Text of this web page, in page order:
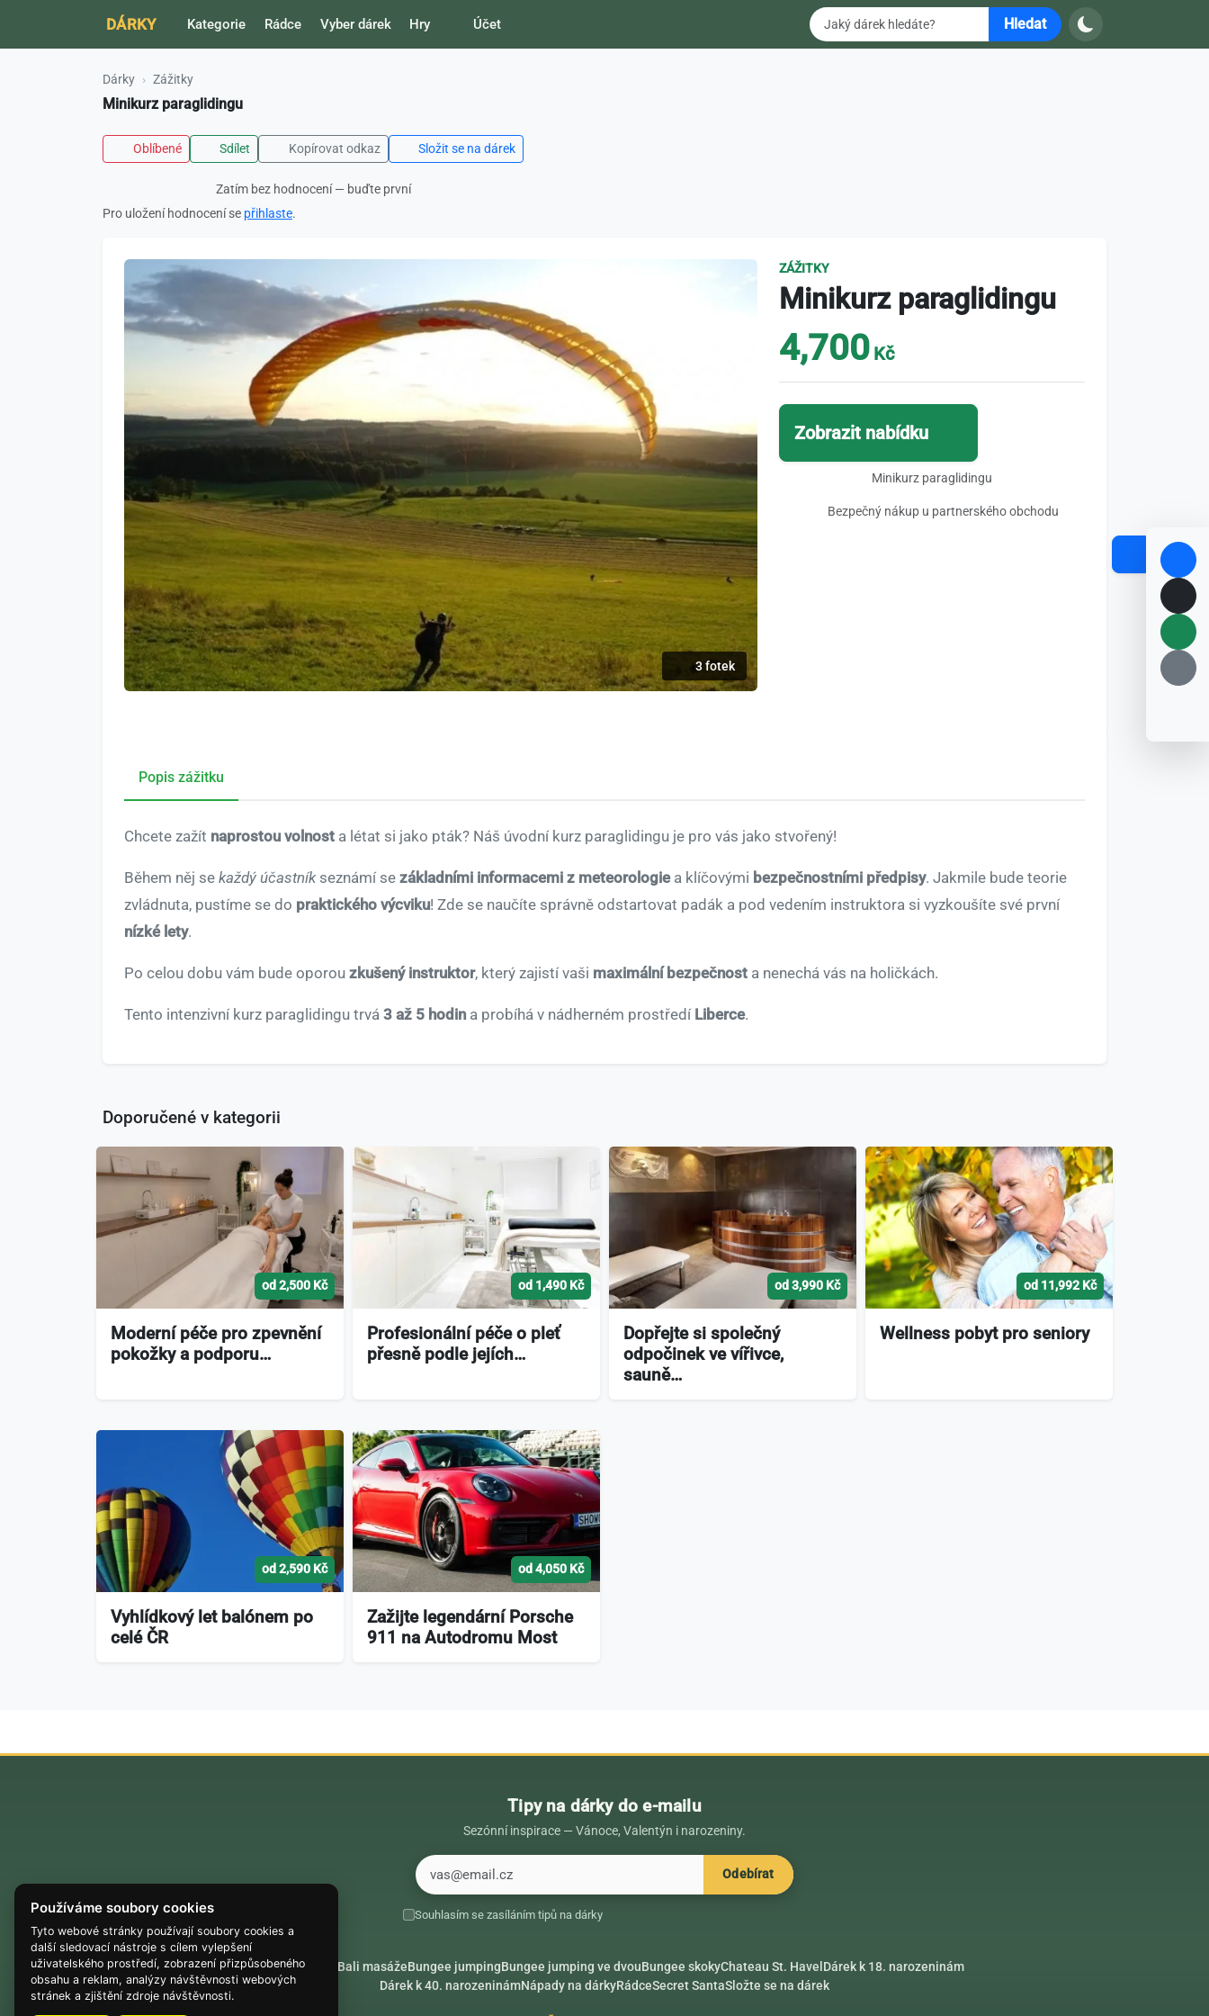
Používáme soubory cookies
Tyto webové stránky používají soubory cookies a
další sledovací nástroje s cílem vylepšení
uživatelského prostředí, zobrazení přizpůsobeného
obsahu a reklam, analýzy návštěvnosti webových
stránek a zjištění zdroje návštěvnosti.
DÁRKY Kategorie Rádce Vyber dárek Hry Účet Hledat
Dárky Zážitky
Minikurz paraglidingu
Oblíbené Sdílet Kopírovat odkaz Složit se na dárek
Zatím bez hodnocení — buďte první
Pro uložení hodnocení se přihlaste.
3 fotek
ZÁŽITKY
Minikurz paraglidingu
4,700 Kč
Zobrazit nabídku
Minikurz paraglidingu
Bezpečný nákup u partnerského obchodu
Popis zážitku
Chcete zažít naprostou volnost a létat si jako pták? Náš úvodní kurz paraglidingu je pro vás jako stvořený!
Během něj se každý účastníkseznámí se základními informacemi z meteorologiea klíčovými bezpečnostními předpisy. Jakmile bude teorie
zvládnuta, pustíme se do praktického výcviku! Zde se naučíte správně odstartovat padák a pod vedením instruktora si vyzkoušíte své první
nízké lety.
Po celou dobu vám bude oporou zkušený instruktor, který zajistí vaši maximální bezpečnost a nenechá vás na holičkách.
Tento intenzivní kurz paraglidingu trvá 3 až 5 hodin a probíhá v nádherném prostředí Liberce.
Doporučené v kategorii
od 2,500 Kč
Moderní péče pro zpevnění
pokožky a podporu…
od 1,490 Kč
Profesionální péče o pleť
přesně podle jejích…
od 3,990 Kč
Dopřejte si společný
odpočinek ve vířivce,
sauně…
od 11,992 Kč
Wellness pobyt pro seniory
od 2,590 Kč
Vyhlídkový let balónem po
celé ČR
od 4,050 Kč
Zažijte legendární Porsche
911 na Autodromu Most
Tipy na dárky do e-mailu
Sezónní inspirace — Vánoce, Valentýn i narozeniny.
Odebírat
Souhlasím se zasíláním tipů na dárky
Akrobatické lety Bali masážeBungee jumpingBungee jumping ve dvouBungee skokyChateau St. Havel Dárek k 18. narozeninám
Dárek k 40. narozeninámNápady na dárkyRádceSecret SantaSložte se na dárek